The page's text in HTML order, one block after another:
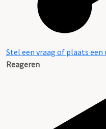
Stel een vraag of plaats
Reageren